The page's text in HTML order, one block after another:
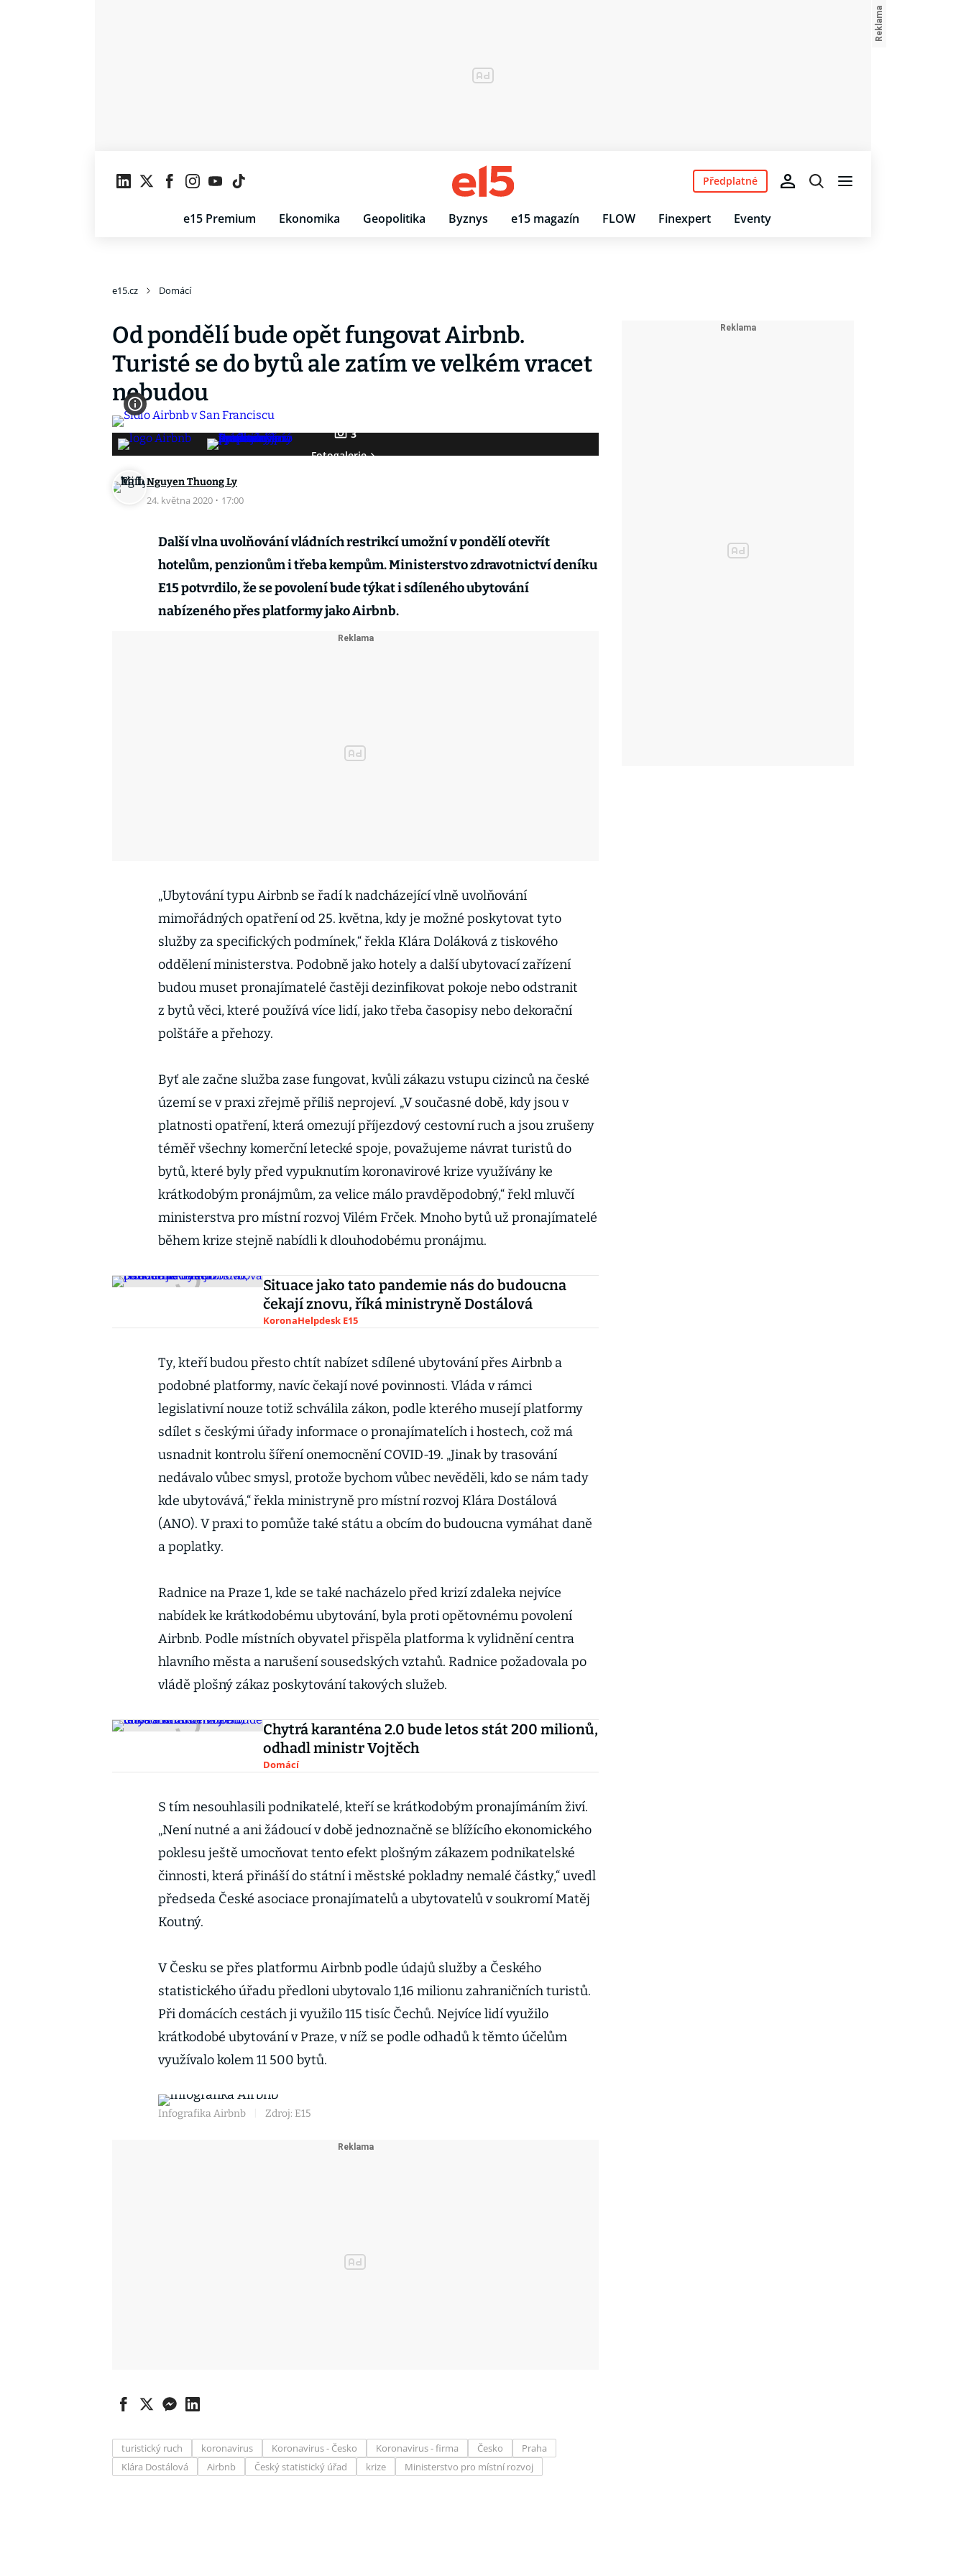
e15 Premium Ekonomika Geopolitika Byznys e15 magazín FLOW Finexpert Eventy
Předplatné
e15.cz Domácí
Od pondělí bude opět fungovat Airbnb.
Turisté se do bytů ale zatím ve velkém vracet
nebudou
3
Fotogalerie
Nguyen Thuong Ly
24. května 2020 · 17:00
Další vlna uvolňování vládních restrikcí umožní v pondělí otevřít
hotelům, penzionům i třeba kempům. Ministerstvo zdravotnictví deníku
E15 potvrdilo, že se povolení bude týkat i sdíleného ubytování
nabízeného přes platformy jako Airbnb.
„Ubytování typu Airbnb se řadí k nadcházející vlně uvolňování
mimořádných opatření od 25. května, kdy je možné poskytovat tyto
služby za specifických podmínek,“ řekla Klára Doláková z tiskového
oddělení ministerstva. Podobně jako hotely a další ubytovací zařízení
budou muset pronajímatelé častěji dezinfikovat pokoje nebo odstranit
z bytů věci, které používá více lidí, jako třeba časopisy nebo dekorační
polštáře a přehozy.
Byť ale začne služba zase fungovat, kvůli zákazu vstupu cizinců na české
území se v praxi zřejmě příliš neprojeví. „V současné době, kdy jsou v
platnosti opatření, která omezují příjezdový cestovní ruch a jsou zrušeny
téměř všechny komerční letecké spoje, považujeme návrat turistů do
bytů, které byly před vypuknutím koronavirové krize využívány ke
krátkodobým pronájmům, za velice málo pravděpodobný,“ řekl mluvčí
ministerstva pro místní rozvoj Vilém Frček. Mnoho bytů už pronajímatelé
během krize stejně nabídli k dlouhodobému pronájmu.
Situace jako tato pandemie nás do budoucna
čekají znovu, říká ministryně Dostálová
KoronaHelpdesk E15
Ty, kteří budou přesto chtít nabízet sdílené ubytování přes Airbnb a
podobné platformy, navíc čekají nové povinnosti. Vláda v rámci
legislativní nouze totiž schválila zákon, podle kterého musejí platformy
sdílet s českými úřady informace o pronajímatelích i hostech, což má
usnadnit kontrolu šíření onemocnění COVID-19. „Jinak by trasování
nedávalo vůbec smysl, protože bychom vůbec nevěděli, kdo se nám tady
kde ubytovává,“ řekla ministryně pro místní rozvoj Klára Dostálová
(ANO). V praxi to pomůže také státu a obcím do budoucna vymáhat daně
a poplatky.
Radnice na Praze 1, kde se také nacházelo před krizí zdaleka nejvíce
nabídek ke krátkodobému ubytování, byla proti opětovnému povolení
Airbnb. Podle místních obyvatel přispěla platforma k vylidnění centra
hlavního města a narušení sousedských vztahů. Radnice požadovala po
vládě plošný zákaz poskytování takových služeb.
Chytrá karanténa 2.0 bude letos stát 200 milionů,
odhadl ministr Vojtěch
Domácí
S tím nesouhlasili podnikatelé, kteří se krátkodobým pronajímáním živí.
„Není nutné a ani žádoucí v době jednoznačně se blížícího ekonomického
poklesu ještě umocňovat tento efekt plošným zákazem podnikatelské
činnosti, která přináší do státní i městské pokladny nemalé částky,“ uvedl
předseda České asociace pronajímatelů a ubytovatelů v soukromí Matěj
Koutný.
V Česku se přes platformu Airbnb podle údajů služby a Českého
statistického úřadu předloni ubytovalo 1,16 milionu zahraničních turistů.
Při domácích cestách ji využilo 115 tisíc Čechů. Nejvíce lidí využilo
krátkodobé ubytování v Praze, v níž se podle odhadů k těmto účelům
využívalo kolem 11 500 bytů.
Infografika Airbnb Zdroj: E15
turistický ruch koronavirus Koronavirus - Česko Koronavirus - firma Česko
Praha
Klára Dostálová
Airbnb Český statistický úřad krize Ministerstvo pro místní rozvoj